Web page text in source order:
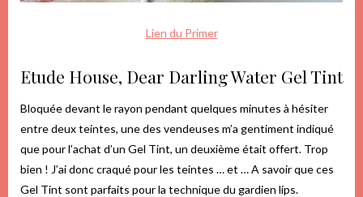
Lien du Primer
Etude House, Dear Darling Water Gel Tint
Bloquée devant le rayon pendant quelques minutes à hésiter
entre deux teintes, une des vendeuses m’a gentiment indiqué
que pour l’achat d’un Gel Tint, un deuxième était offert. Trop
bien ! J’ai donc craqué pour les teintes … et … A savoir que ces
Gel Tint sont parfaits pour la technique du gardien lips.